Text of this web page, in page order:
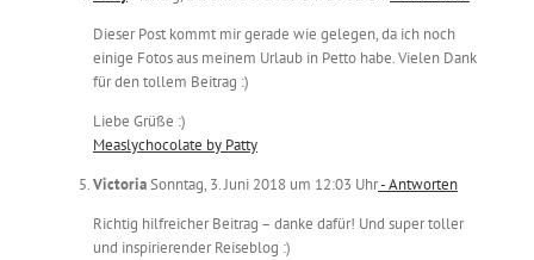
Dieser Post kommt mir gerade wie gelegen, da ich noch
einige Fotos aus meinem Urlaub in Petto habe. Vielen Dank
für den tollem Beitrag :)
Liebe Grüße :)
Measlychocolate by Patty
VictoriaSonntag, 3. Juni 2018 um 12:03 Uhr- Antworten
Richtig hilfreicher Beitrag – danke dafür! Und super toller
und inspirierender Reiseblog :)